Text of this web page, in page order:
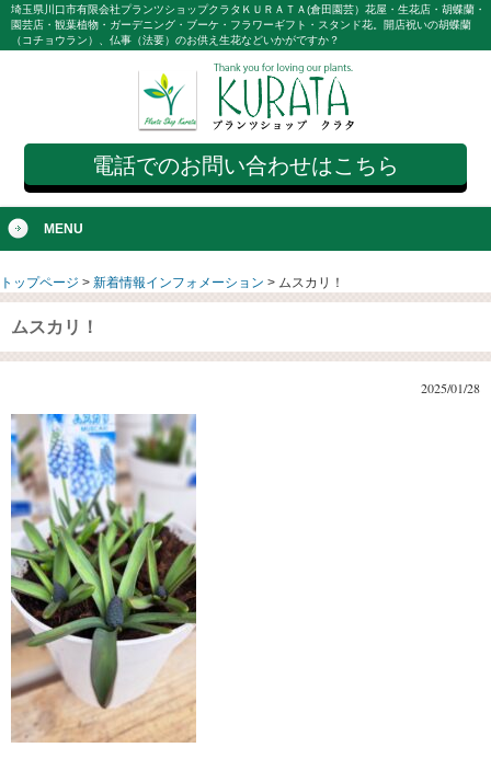
埼玉県川口市有限会社プランツショップクラタＫＵＲＡＴＡ(倉田園芸）花屋・生花店・胡蝶蘭・
園芸店・観葉植物・ガーデニング・ブーケ・フラワーギフト・スタンド花。開店祝いの胡蝶蘭
（コチョウラン）、仏事（法要）のお供え生花などいかがですか？
電話でのお問い合わせはこちら
MENU
トップページ > 新着情報インフォメーション > ムスカリ！
ムスカリ！
2025/01/28